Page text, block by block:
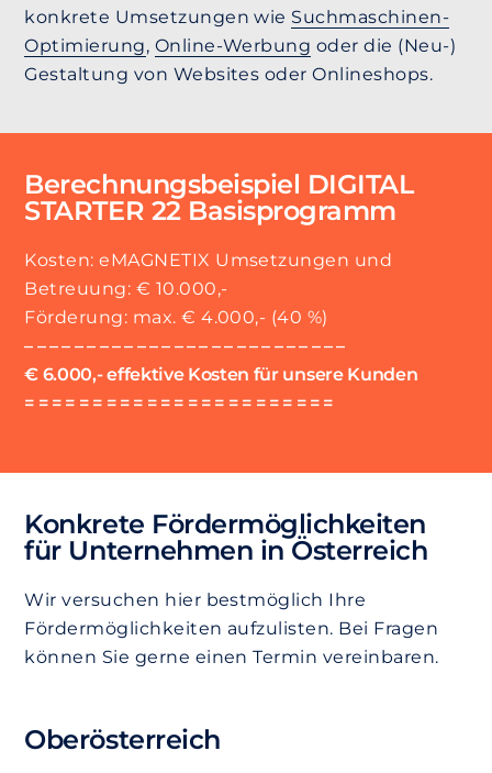
konkrete Umsetzungen wie Suchmaschinen-
Optimierung, Online-Werbung oder die (Neu-)
Gestaltung von Websites oder Onlineshops.
Berechnungsbeispiel DIGITAL
STARTER 22 Basisprogramm
Kosten: eMAGNETIX Umsetzungen und
Betreuung: € 10.000,-
Förderung: max. € 4.000,- (40 %)
– – – – – – – – – – – – – – – – – – – – – – – – – –
€ 6.000,- effektive Kosten für unsere Kunden
= = = = = = = = = = = = = = = = = = = = = = =
Konkrete Fördermöglichkeiten
für Unternehmen in Österreich
Wir versuchen hier bestmöglich Ihre
Fördermöglichkeiten aufzulisten. Bei Fragen
können Sie gerne einen Termin vereinbaren.
Oberösterreich